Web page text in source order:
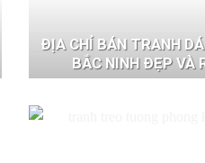
ĐỊA CHỈ BÁN TRANH
BẮC NINH ĐẸP VÀ